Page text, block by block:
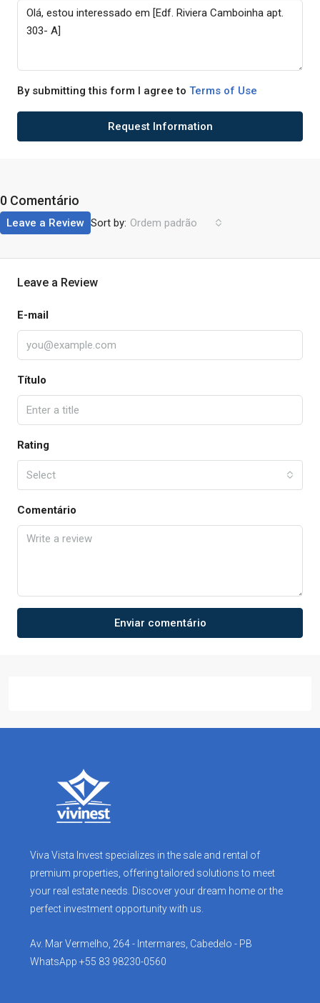
By submitting this form I agree to Terms of Use
Request Information
0 Comentário
Sort by: Ordem padrão
Leave a Review
Leave a Review
E-mail
Título
Rating
Select
Comentário
Enviar comentário
Viva Vista Invest specializes in the sale and rental of
premium properties, offering tailored solutions to meet
your real estate needs. Discover your dream home or the
perfect investment opportunity with us.
Av. Mar Vermelho, 264 - Intermares, Cabedelo - PB
WhatsApp +55 83 98230-0560